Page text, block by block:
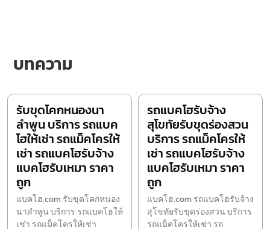
บทความ
รับขุดโคกหนองนา
ลำพูน บริการ รถแบค
โฮให้เช่า รถแม็คโครให้
เช่า รถแบคโฮรับจ้าง
แบคโฮรับเหมา ราคา
ถูก
แบคโฮ.com รับขุดโคกหนอง
นาลำพูน บริการ รถแบคโฮให้
เช่า รถแม็คโครให้เช่า
รถแบคโฮรับจ้าง
สุโขทัยรับขุดร่องสวน
บริการ รถแม็คโครให้
เช่า รถแบคโฮรับจ้าง
แบคโฮรับเหมา ราคา
ถูก
แบคโฮ.com รถแบคโฮรับจ้าง
สุโขทัยรับขุดร่องสวน บริการ
รถแม็คโครให้เช่า รถ